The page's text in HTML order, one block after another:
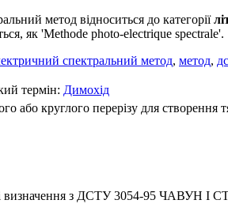
метод відноситься до категорії
як 'Methode photo-electrique spectrale'.
спектральний метод, метод,
термін: Димохід
або круглого перерізу для створення
визначення з ДСТУ 3054-95 ЧАВУН I